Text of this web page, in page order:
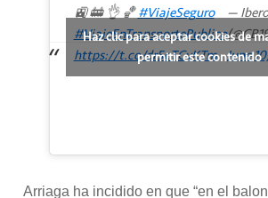
🚉 🚋 👌 🏀#ViajeSeguro
#ViajeEnTransportePublico
https://t.co/dr5cTCvKTm
—
June
Haz clic para aceptar cookies de
permitir este contenido
Arriaga ha incidido en que “en el